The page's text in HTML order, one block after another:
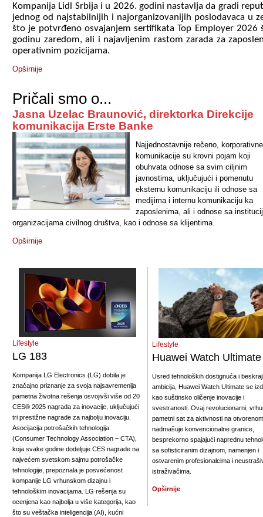
Kompanija Lidl Srbija i u 2026. godini nastavlja da gradi
jednog od najstabilnijih i najorganizovanijih poslodavaca u
što je potvrđeno osvajanjem sertifikata Top Employer 2026
godinu zaredom, ali i najavljenim rastom zarada za
operativnim pozicijama.
Opširnije
Pričali smo o...
Jasna Uzelac Braunović, direktorka Direkcije
komunikacija Erste Banke
Najjednostavnije rečeno, korporativne
komunikacije su krovni pojam koji
obuhvata odnose sa svim ciljnim
javnostima, uključujući i pomenutu
eksternu komunikaciju ili odnose sa
medijima i internu komunikaciju ka
zaposlenima, ali i odnose sa
organizacijama civilnog društva, kao i odnose sa klijentima.
Opširnije
Lifestyle
LG 183
Kompanija LG Electronics (LG) dobila je
značajno priznanje za svoja najsavremenija
pametna životna rešenja osvojivši više od 20
CES® 2025 nagrada za inovacije, uključujući
tri prestižne nagrade za najbolju inovaciju.
Asocijacija potrošačkih tehnologija
(Consumer Technology Association – CTA),
koja svake godine dodeljuje CES nagrade na
najvećem svetskom sajmu potrošačke
tehnologije, prepoznala je posvećenost
kompanije LG vrhunskom dizajnu i
tehnološkim inovacijama. LG rešenja su
ocenjena kao najbolja u više kategorija, kao
što su veštačka inteligencija (AI), kućni
Lifestyle
Huawei Watch Ultimate
Usred tehnoloških dostignuća i
ambicija, Huawei Watch Ultimate se
kao suštinsko oličenje inovacije i
svestranosti. Ovaj revolucionarni,
pametni sat za aktivnosti na otvorenom
nadmašuje konvencionalne granice,
besprekorno spajajući naprednu
sa sofisticiranim dizajnom, namenjen i
ostvarenim profesionalcima i
istraživačima.
Opširnije